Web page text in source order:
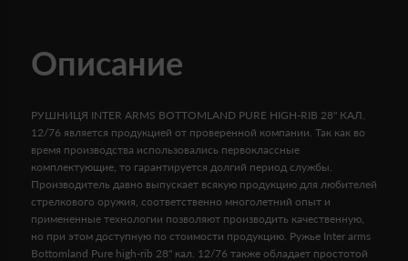
Описание
РУШНИЦЯ INTER ARMS BOTTOMLAND PURE HIGH-RIB 28" КАЛ.
12/76 является продукцией от проверенной компании. Так как во
время производства использовались первоклассные
комплектующие, то гарантируется долгий период службы.
Производитель давно выпускает всякую продукцию для любителей
стрелкового оружия, соответственно многолетний опыт и
примененные технологии позволяют производить качественную,
но при этом доступную по стоимости продукцию. Ружье Inter arms
Bottomland Pure high-rib 28" кал. 12/76 также обладает простотой